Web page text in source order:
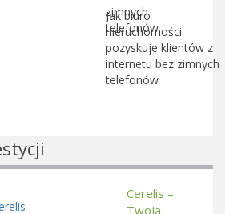
Jak biuro
nieruchomości
pozyskuje klientów z
internetu bez zimnych
telefonów
Cerelis –
Twoja